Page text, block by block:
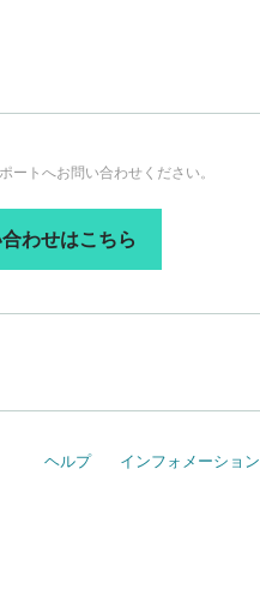
ートへお問い合わせください。
わせはこちら
ヘルプ インフォメーション